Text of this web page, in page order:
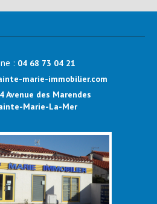
: 04 68 73 04 21
marie-immobilier.com
Avenue des Marendes
Marie-La-Mer